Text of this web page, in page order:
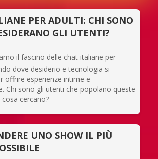
PER ADULTI: CHI SONO
GLI UTENTI?
il fascino delle chat italiane per
dove desiderio e tecnologia si
offrire esperienze intime e
Chi sono gli utenti che popolano queste
cercano?
UNO SHOW IL PIÙ